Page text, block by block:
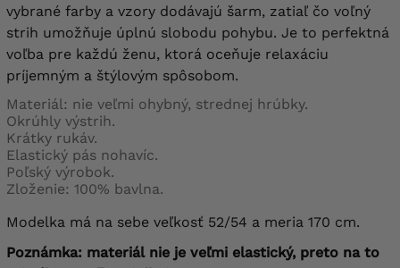
vybrané farby a vzory dodávajú šarm, zatiaľ čo voľný
strih umožňuje úplnú slobodu pohybu. Je to perfektná
voľba pre každú ženu, ktorá oceňuje relaxáciu
príjemným a štýlovým spôsobom.
Materiál: nie veľmi ohybný, strednej hrúbky.
Okrúhly výstrih.
Krátky rukáv.
Elastický pás nohavíc.
Poľský výrobok.
Zloženie: 100% bavlna.
Modelka má na sebe veľkosť 52/54 a meria 170 cm.
Poznámka: materiál nie je veľmi elastický, preto na to